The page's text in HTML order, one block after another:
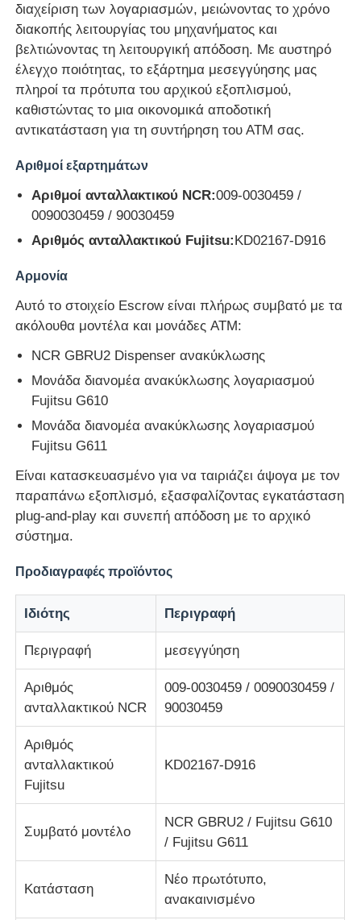
Αρχική Σελίδα
Βίντεο
Σχετικά με εμάς
Ποιοτικός έλεγχος
επαφή
Νέα
Όλες οι περιπτώσεις
Ανταλλακτικά NCR ATM
Ανταλλακτικά Wincor ATM
Τμήματα ΑΤΜ Hyosung
Τμήματα Fujitsu ATM
Τμήματα ATM Hitachi
διαχείριση των λογαριασμών, μειώνοντας το χρόνο
διακοπής λειτουργίας του μηχανήματος και
βελτιώνοντας τη λειτουργική απόδοση. Με αυστηρό
έλεγχο ποιότητας, το εξάρτημα μεσεγγύησης μας
πληροί τα πρότυπα του αρχικού εξοπλισμού,
καθιστώντας το μια οικονομικά αποδοτική
αντικατάσταση για τη συντήρηση του ΑΤΜ σας.
Αριθμοί εξαρτημάτων
Αριθμοί ανταλλακτικού NCR:009-0030459 /
0090030459 / 90030459
Αριθμός ανταλλακτικού Fujitsu:KD02167-D916
Αρμονία
Αυτό το στοιχείο Escrow είναι πλήρως συμβατό με τα
ακόλουθα μοντέλα και μονάδες ATM:
NCR GBRU2 Dispenser ανακύκλωσης
Μονάδα διανομέα ανακύκλωσης λογαριασμού
Fujitsu G610
Μονάδα διανομέα ανακύκλωσης λογαριασμού
Fujitsu G611
Είναι κατασκευασμένο για να ταιριάζει άψογα με τον
παραπάνω εξοπλισμό, εξασφαλίζοντας εγκατάσταση
plug-and-play και συνεπή απόδοση με το αρχικό
σύστημα.
Προδιαγραφές προϊόντος
Ιδιότης Περιγραφή
Περιγραφή μεσεγγύηση
Αριθμός
ανταλλακτικού NCR
009-0030459 / 0090030459 /
90030459
Αριθμός
ανταλλακτικού
Fujitsu
KD02167-D916
Συμβατό μοντέλο
NCR GBRU2 / Fujitsu G610
/ Fujitsu G611
Κατάσταση
Νέο πρωτότυπο,
ανακαινισμένο